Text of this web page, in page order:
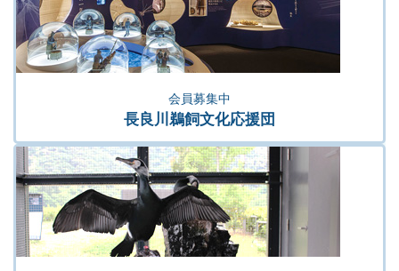
会員募集中
長良川鵜飼文化応援団